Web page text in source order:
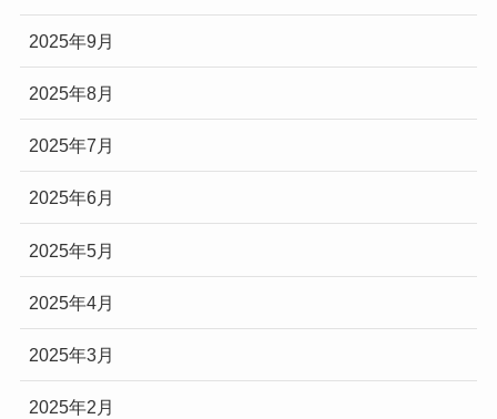
2025年9月
2025年8月
2025年7月
2025年6月
2025年5月
2025年4月
2025年3月
2025年2月